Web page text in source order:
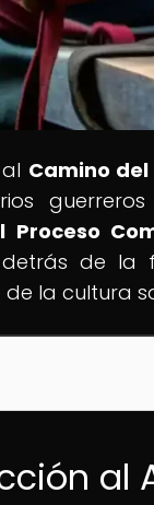
Camino
Proceso
de la
la cultura
al